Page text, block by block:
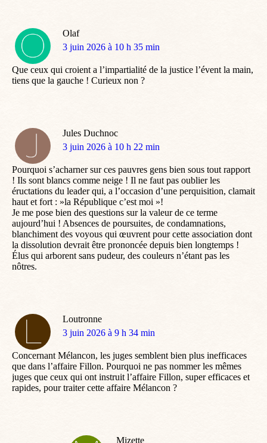
Olaf
dit
3 juin 2026 à 10 h 35 min
Que ceux qui croient a l’impartialité de la justice l’évent la main,
tiens que la gauche ! Curieux non ?
Jules Duchnoc
dit
3 juin 2026 à 10 h 22 min
Pourquoi s’acharner sur ces pauvres gens bien sous tout rapport
! Ils sont blancs comme neige ! Il ne faut pas oublier les
éructations du leader qui, a l’occasion d’une perquisition, clamait
haut et fort : »la République c’est moi »!
Je me pose bien des questions sur la valeur de ce terme
aujourd’hui ! Absences de poursuites, de condamnations,
blanchiment des voyous qui œuvrent pour cette association dont
la dissolution devrait être prononcée depuis bien longtemps !
Élus qui arborent sans pudeur, des couleurs n’étant pas les
nôtres.
Loutronne
dit
3 juin 2026 à 9 h 34 min
Concernant Mélancon, les juges semblent bien plus inefficaces
que dans l’affaire Fillon. Pourquoi ne pas nommer les mêmes
juges que ceux qui ont instruit l’affaire Fillon, super efficaces et
rapides, pour traiter cette affaire Mélancon ?
Mizette